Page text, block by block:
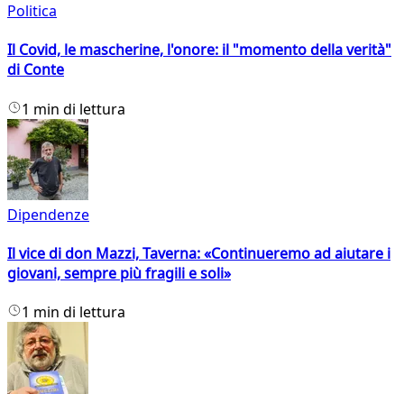
Politica
Il Covid, le mascherine, l'onore: il "momento della verità"
di Conte
1 min di lettura
Dipendenze
Il vice di don Mazzi, Taverna: «Continueremo ad aiutare i
giovani, sempre più fragili e soli»
1 min di lettura